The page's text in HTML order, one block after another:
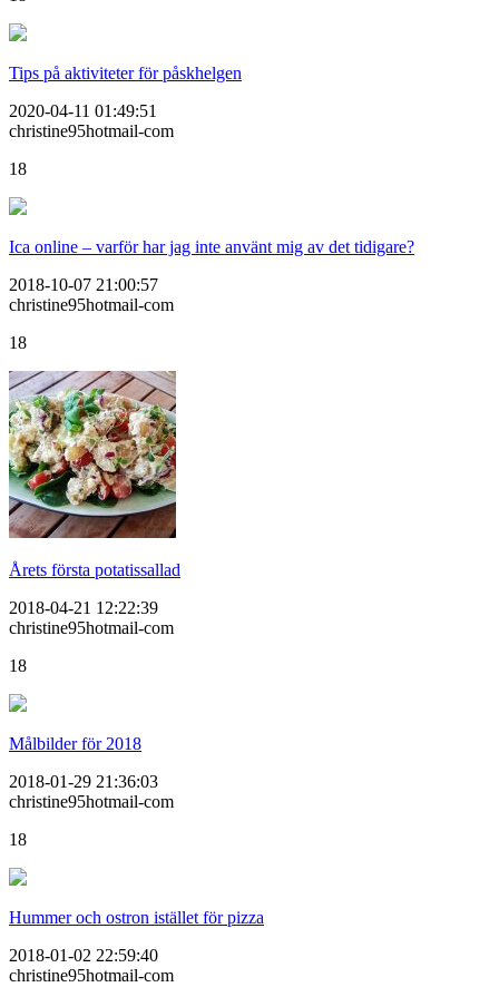
Tips på aktiviteter för påskhelgen
2020-04-11 01:49:51
christine95hotmail-com
18
Ica online – varför har jag inte använt mig av det tidigare?
2018-10-07 21:00:57
christine95hotmail-com
18
Årets första potatissallad
2018-04-21 12:22:39
christine95hotmail-com
18
Målbilder för 2018
2018-01-29 21:36:03
christine95hotmail-com
18
Hummer och ostron istället för pizza
2018-01-02 22:59:40
christine95hotmail-com